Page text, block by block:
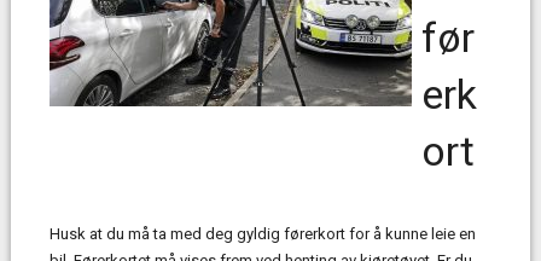
før
erk
ort
Husk at du må ta med deg gyldig førerkort for å kunne leie en